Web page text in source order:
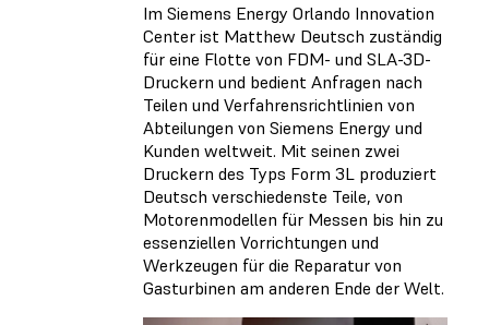
Im Siemens Energy Orlando Innovation
Center ist Matthew Deutsch zuständig
für eine Flotte von FDM- und SLA-3D-
Druckern und bedient Anfragen nach
Teilen und Verfahrensrichtlinien von
Abteilungen von Siemens Energy und
Kunden weltweit. Mit seinen zwei
Druckern des Typs Form 3L produziert
Deutsch verschiedenste Teile, von
Motorenmodellen für Messen bis hin zu
essenziellen Vorrichtungen und
Werkzeugen für die Reparatur von
Gasturbinen am anderen Ende der Welt.